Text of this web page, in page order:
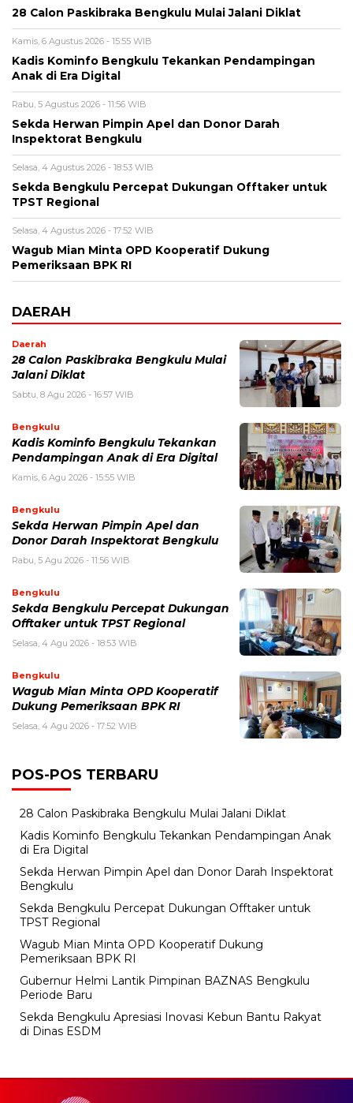
28 Calon Paskibraka Bengkulu Mulai Jalani Diklat
Kamis, 6 Agustus 2026 - 15:55 WIB
Kadis Kominfo Bengkulu Tekankan Pendampingan
Anak di Era Digital
Rabu, 5 Agustus 2026 - 11:56 WIB
Sekda Herwan Pimpin Apel dan Donor Darah
Inspektorat Bengkulu
Selasa, 4 Agustus 2026 - 18:53 WIB
Sekda Bengkulu Percepat Dukungan Offtaker untuk
TPST Regional
Selasa, 4 Agustus 2026 - 17:52 WIB
Wagub Mian Minta OPD Kooperatif Dukung
Pemeriksaan BPK RI
DAERAH
Daerah
28 Calon Paskibraka Bengkulu Mulai
Jalani Diklat
Sabtu, 8 Agu 2026 - 16:57 WIB
Bengkulu
Kadis Kominfo Bengkulu Tekankan
Pendampingan Anak di Era Digital
Kamis, 6 Agu 2026 - 15:55 WIB
Bengkulu
Sekda Herwan Pimpin Apel dan
Donor Darah Inspektorat Bengkulu
Rabu, 5 Agu 2026 - 11:56 WIB
Bengkulu
Sekda Bengkulu Percepat Dukungan
Offtaker untuk TPST Regional
Selasa, 4 Agu 2026 - 18:53 WIB
Bengkulu
Wagub Mian Minta OPD Kooperatif
Dukung Pemeriksaan BPK RI
Selasa, 4 Agu 2026 - 17:52 WIB
POS-POS TERBARU
28 Calon Paskibraka Bengkulu Mulai Jalani Diklat
Kadis Kominfo Bengkulu Tekankan Pendampingan Anak
di Era Digital
Sekda Herwan Pimpin Apel dan Donor Darah Inspektorat
Bengkulu
Sekda Bengkulu Percepat Dukungan Offtaker untuk
TPST Regional
Wagub Mian Minta OPD Kooperatif Dukung
Pemeriksaan BPK RI
Gubernur Helmi Lantik Pimpinan BAZNAS Bengkulu
Periode Baru
Sekda Bengkulu Apresiasi Inovasi Kebun Bantu Rakyat
di Dinas ESDM